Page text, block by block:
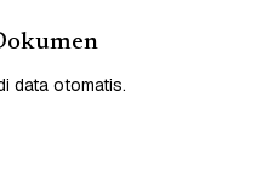
data otomatis.